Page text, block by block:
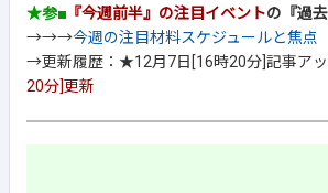
★参■ 『今週前半』の注目イベントの『過
→→→今週の注目材料スケジュールと焦点
→更新履歴：★12月7日[16時20分]記事ア
20分]更新